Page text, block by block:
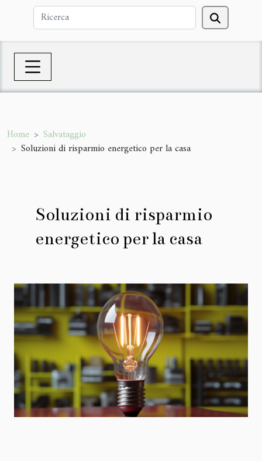
Home
Salvataggio
Soluzioni di risparmio energetico per la casa
Soluzioni di risparmio
energetico per la casa